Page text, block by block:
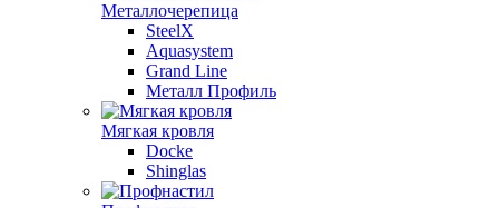
Металлочерепица
SteelX
Aquasystem
Grand Line
Металл Профиль
Мягкая кровля
Docke
Shinglas